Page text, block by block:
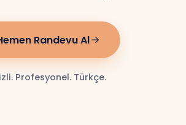
Randevu Al
Profesyonel. Türkçe.